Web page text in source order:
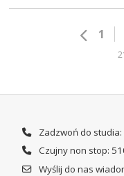
1
Zadzwoń do
Czujny non stop:
Wyślij do nas